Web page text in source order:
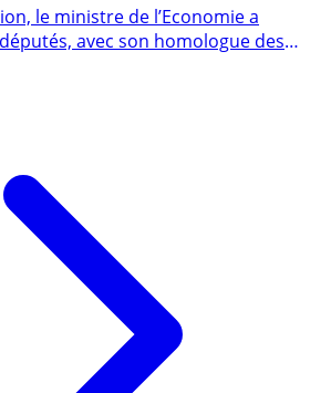
Maire
avec son homologue des